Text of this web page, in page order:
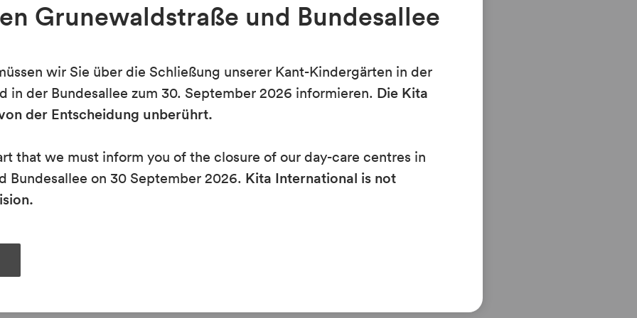
ist der 10.März 2023.
privilege for staff members of the educational units of the Foundation
the KANT Prize. Nominations must be explained in writing, and filed
respective section.
by the principals must be forwarded to the attention of the
Andreas Wegener, by March 10th, 2023.
Grunewaldstraße und Bundesallee
wir Sie über die Schließung unserer Kant-Kindergärten in der
in der Bundesallee zum 30. September 2026 informieren. Die Kita
der Entscheidung unberührt.
that we must inform you of the closure of our day-care centres in
Bundesallee on 30 September 2026. Kita International is not